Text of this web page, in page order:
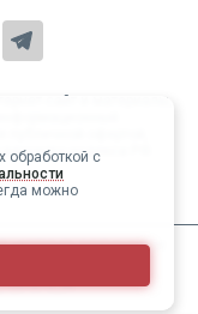
обработкой с
можно
сайт и материалы,
публичной офертой,
кодекса РФ.
ИСПОЛЬЗОВАНИЕМ
И
ВРАЧОМ